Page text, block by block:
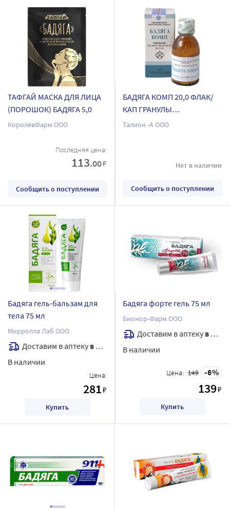
ТАФГАЙ МАСКА ДЛЯ ЛИЦА
(ПОРОШОК) БАДЯГА 5,0
КоролёвФарм ООО
Последняя цена:
113.00₽
Сообщить о поступлении
БАДЯГА КОМП 20,0 ФЛАК/
КАП ГРАНУЛЫ
ГОМЕОПАТ???
Талион -А ООО
Нет в наличии
Сообщить о поступлении
Бадяга гель-бальзам для
тела 75 мл
Мирролла Лаб ООО
Доставим в аптеку в течение 7 дней
В наличии
Цена:
281₽
Купить
Бадяга форте гель 75 мл
Бионор-Фарм ООО
Доставим в аптеку в течение 7 дней
В наличии
Цена: 149 6
139₽
Купить